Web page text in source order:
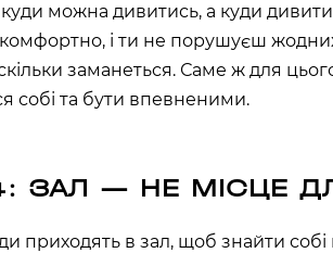
можна дивитись, а куди
і ти не порушуєш
заманеться. Саме ж для
собі та бути впевненими.
ЗАЛ — НЕ МІСЦЕ
приходять в зал, щоб знайти